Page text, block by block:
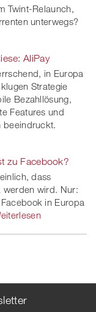
Twint-Relaunch,
unterwegs?
AliPay
in Europa
Strategie
Bezahllösung,
Features und
beeindruckt.
zu Facebook?
dass
werden wird. Nur:
in Europa